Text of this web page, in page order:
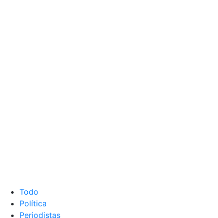
Todo
Política
Periodistas